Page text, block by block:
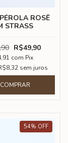
ROSÊ
STRASS
R$49,90
com Pix
sem juros
COMPRAR
54% OFF